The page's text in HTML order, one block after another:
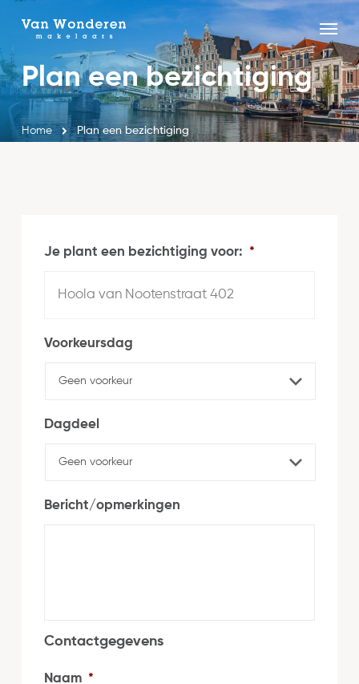
main
content
Menu
Plan een bezichtiging
Home Plan een bezichtiging
Je plant een bezichtiging voor: *
Voorkeursdag
Dagdeel
Bericht/opmerkingen
Contactgegevens
Naam *
Close
Menu